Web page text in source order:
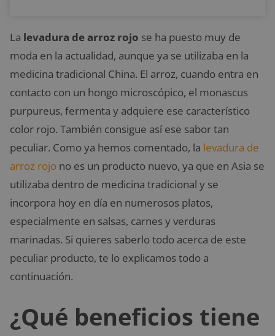
La levadura de arroz rojo se ha puesto muy de
moda en la actualidad, aunque ya se utilizaba en la
medicina tradicional China. El arroz, cuando entra en
contacto con un hongo microscópico, el monascus
purpureus, fermenta y adquiere ese característico
color rojo. También consigue así ese sabor tan
peculiar. Como ya hemos comentado, la levadura de
arroz rojo no es un producto nuevo, ya que en Asia se
utilizaba dentro de medicina tradicional y se
incorpora hoy en día en numerosos platos,
especialmente en salsas, carnes y verduras
marinadas. Si quieres saberlo todo acerca de este
peculiar producto, te lo explicamos todo a
continuación.
¿Qué beneficios tiene